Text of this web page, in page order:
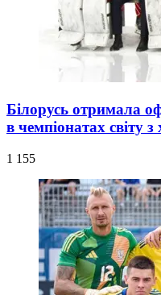
Білорусь отримала
в чемпіонатах світу з
1 155